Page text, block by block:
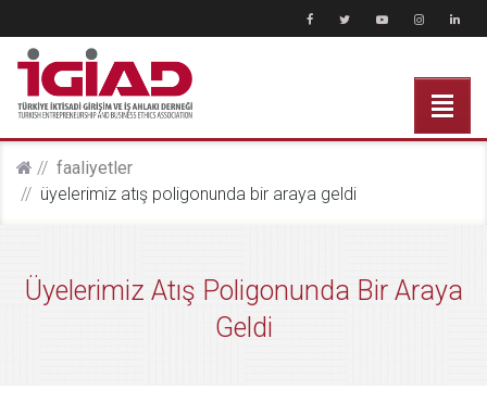
faali̇yetler
üyelerimiz atış poligonunda bir araya geldi
Üyelerimiz Atış Poligonunda Bir Araya
Geldi